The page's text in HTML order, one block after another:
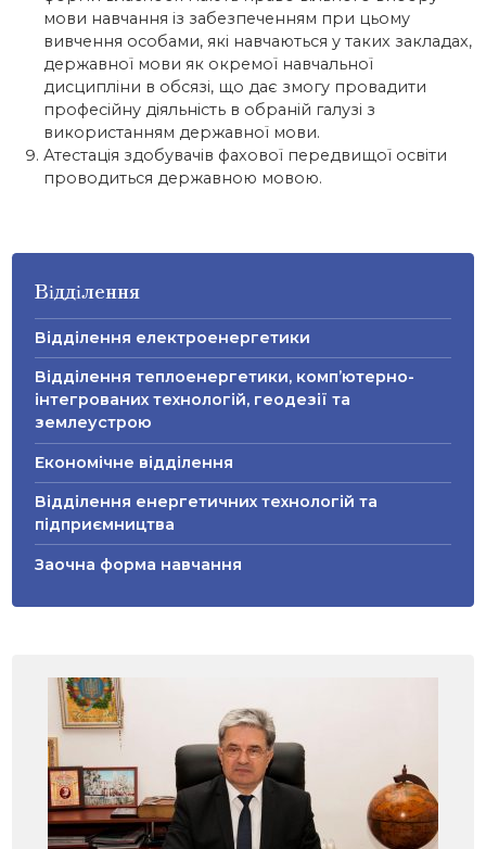
мови навчання із забезпеченням при цьому
вивчення особами, які навчаються у таких закладах,
державної мови як окремої навчальної
дисципліни в обсязі, що дає змогу провадити
професійну діяльність в обраній галузі з
використанням державної мови.
Атестація здобувачів фахової передвищої освіти
проводиться державною мовою.
Відділення
Відділення електроенергетики
Відділення теплоенергетики, комп’ютерно-
інтегрованих технологій, геодезії та
землеустрою
Економічне відділення
Відділення енергетичних технологій та
підприємництва
Заочна форма навчання